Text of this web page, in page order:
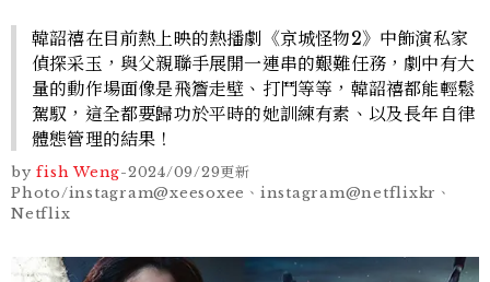
韓韶禧在目前熱上映的熱播劇《京城怪物2》中飾演私家
偵探采玉，與父親聯手展開一連串的艱難任務，劇中有大
量的動作場面像是飛簷走壁、打鬥等等，韓韶禧都能輕鬆
駕馭，這全都要歸功於平時的她訓練有素、以及長年自律
體態管理的結果！
by fish Weng-2024/09/29更新
Photo/instagram@xeesoxee、instagram@netflixkr、
Netflix